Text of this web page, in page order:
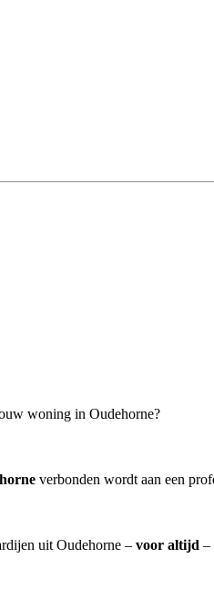
woning in Oudehorne?
verbonden wordt aan een
uit Oudehorne – voor altijd –